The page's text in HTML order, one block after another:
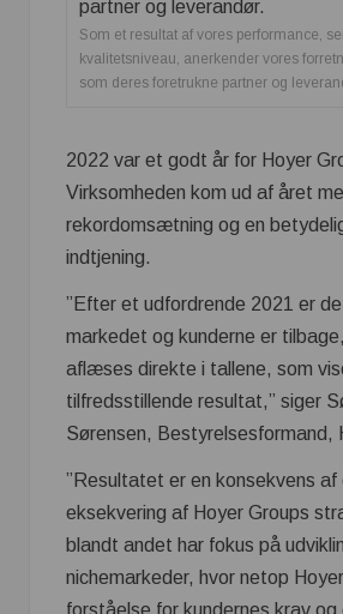
Som et resultat af vores performance,
kvalitetsniveau, anerkender vores
som deres foretrukne partner og
2022 var et godt år for Hoyer
Virksomheden kom ud af året
rekordomsætning og en
indtjening.
”Efter et udfordrende 2021 er
markedet og kunderne er
aflæses direkte i tallene, som
tilfredsstillende resultat,” siger
Sørensen, Bestyrelsesformand,
”Resultatet er en konsekvens
eksekvering af Hoyer Groups
blandt andet har fokus på
nichemarkeder, hvor netop
forståelse for kundernes krav og